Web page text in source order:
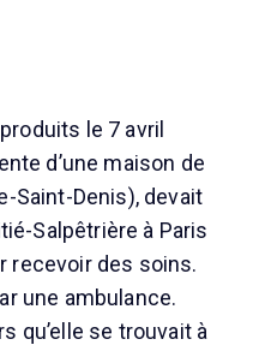
le 7 avril
d’une maison de
Saint-Denis), devait
Salpêtrière à Paris
recevoir des soins.
une ambulance.
qu’elle se trouvait à